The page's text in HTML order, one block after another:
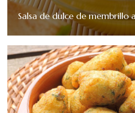
Salsa de dulce de membrillo